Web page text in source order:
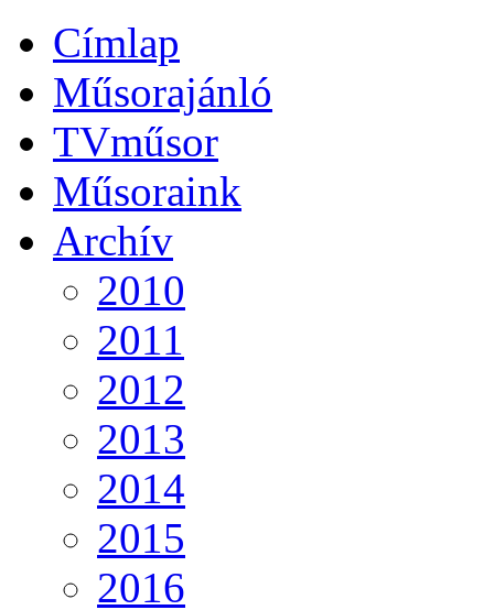
Címlap
Műsorajánló
TVműsor
Műsoraink
Archív
2010
2011
2012
2013
2014
2015
2016